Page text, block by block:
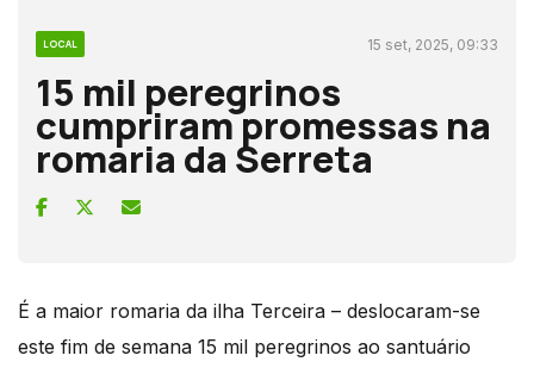
LOCAL 15 set, 2025, 09:33
15 mil peregrinos
cumpriram promessas na
romaria da Serreta
É a maior romaria da ilha Terceira – deslocaram-se
este fim de semana 15 mil peregrinos ao santuário